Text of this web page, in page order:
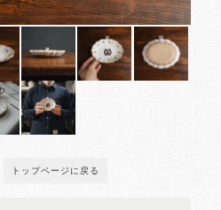
トップページに戻る